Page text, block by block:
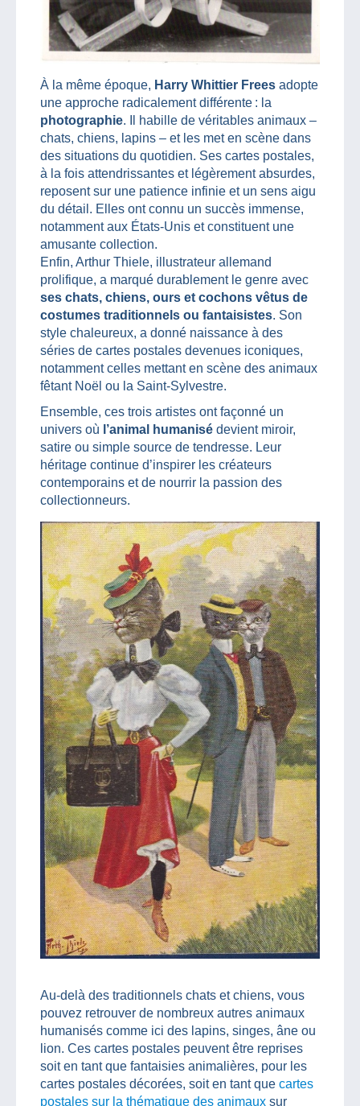
À la même époque, Harry Whittier Frees adopte
une approche radicalement différente : la
photographie. Il habille de véritables animaux –
chats, chiens, lapins – et les met en scène dans
des situations du quotidien. Ses cartes postales,
à la fois attendrissantes et légèrement absurdes,
reposent sur une patience infinie et un sens aigu
du détail. Elles ont connu un succès immense,
notamment aux États‑Unis et constituent une
amusante collection.
Enfin, Arthur Thiele, illustrateur allemand
prolifique, a marqué durablement le genre avec
ses chats, chiens, ours et cochons vêtus de
costumes traditionnels ou fantaisistes. Son
style chaleureux, a donné naissance à des
séries de cartes postales devenues iconiques,
notamment celles mettant en scène des animaux
fêtant Noël ou la Saint‑Sylvestre.
Ensemble, ces trois artistes ont façonné un
univers où l’animal humanisé devient miroir,
satire ou simple source de tendresse. Leur
héritage continue d’inspirer les créateurs
contemporains et de nourrir la passion des
collectionneurs.
Au-delà des traditionnels chats et chiens, vous
pouvez retrouver de nombreux autres animaux
humanisés comme ici des lapins, singes, âne ou
lion. Ces cartes postales peuvent être reprises
soit en tant que fantaisies animalières, pour les
cartes postales décorées, soit en tant que cartes
postales sur la thématique des animaux sur